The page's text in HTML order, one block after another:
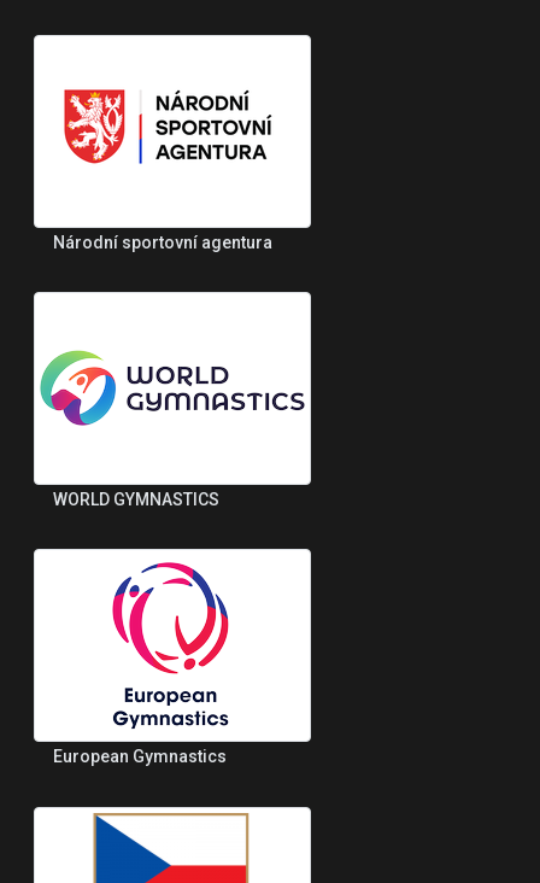
Národní sportovní agentura
WORLD GYMNASTICS
European Gymnastics